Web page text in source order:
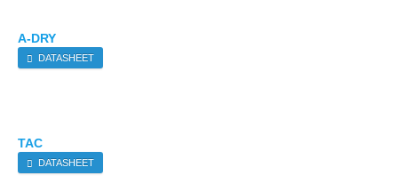
A-DRY
DATASHEET
TAC
DATASHEET